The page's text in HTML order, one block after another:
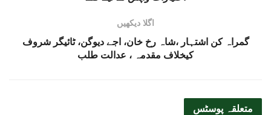
اگلا دیکھیں
گمراہ کن اشتہار ،شاہ رخ خان، اجے دیوگن، ٹائیگر شروف
کیخلاف مقدمہ ، عدالت طلب
متعلقہ پوسٹس